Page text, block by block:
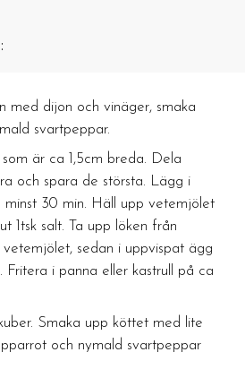
med dijon och vinäger, smaka
svartpeppar.
är ca 1,5cm breda. Dela
och spara de största. Lägg i
minst 30 min. Häll upp vetemjölet
1tsk salt. Ta upp löken från
sedan i uppvispat ägg
Fritera i panna eller kastrull på ca
Smaka upp köttet med lite
och nymald svartpeppar